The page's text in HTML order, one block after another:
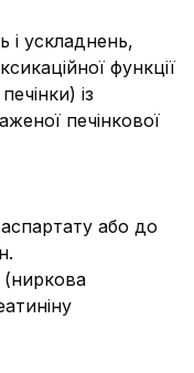
і ускладнень,
функції
із
печінкової
або до
(ниркова